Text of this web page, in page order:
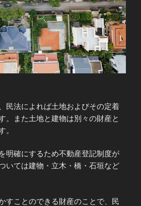
民法によれば土地およびその定着
。また土地と建物は別々の財産と
。
明確にするため不動産登記制度が
いては建物・立木・橋・石垣など
すことのできる財産のことで、民